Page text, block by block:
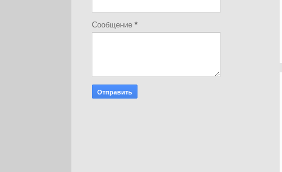
Сообщение *